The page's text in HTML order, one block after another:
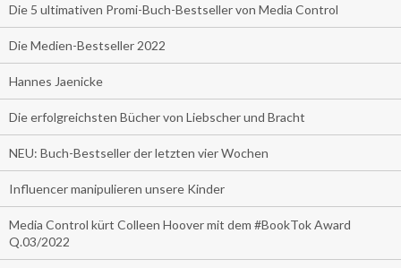
Die 5 ultimativen Promi-Buch-Bestseller von Media Control
Die Medien-Bestseller 2022
Hannes Jaenicke
Die erfolgreichsten Bücher von Liebscher und Bracht
NEU: Buch-Bestseller der letzten vier Wochen
Influencer manipulieren unsere Kinder
Media Control kürt Colleen Hoover mit dem #BookTok Award
Q.03/2022